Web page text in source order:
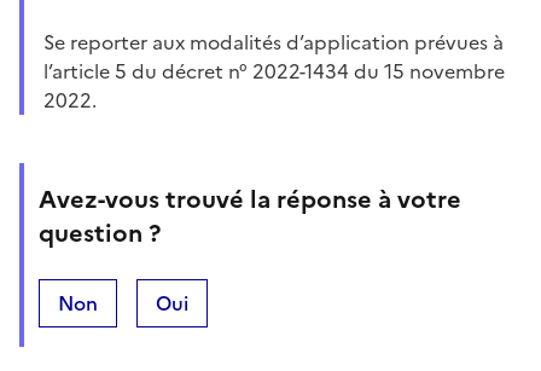
Se reporter aux modalités d’application prévues à
l’article 5 du décret n° 2022-1434 du 15 novembre
2022.
Avez-vous trouvé la réponse à votre
question ?
Non Oui